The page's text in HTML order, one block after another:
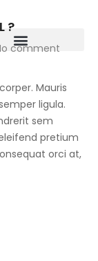
?
comment
Mauris
ligula.
sem
pretium
orci at,